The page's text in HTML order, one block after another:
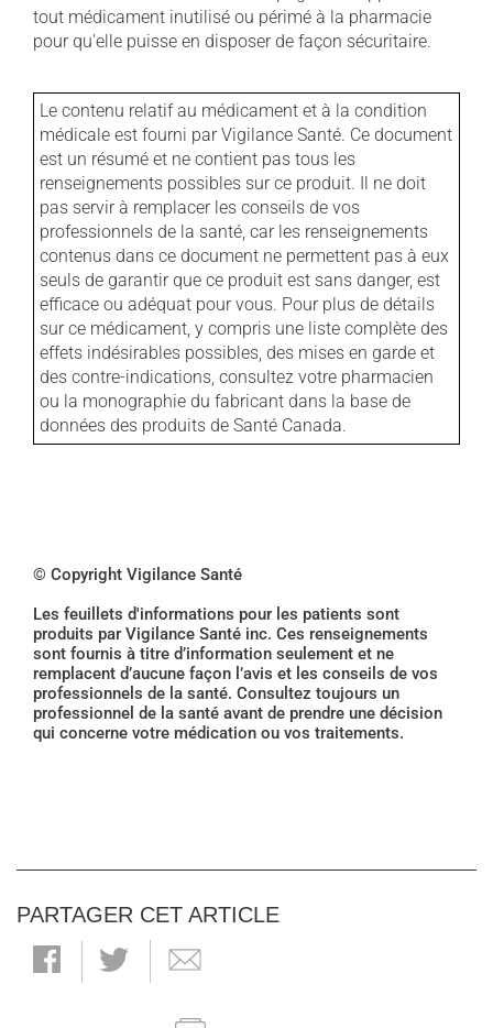
tout médicament inutilisé ou périmé à la pharmacie
pour qu'elle puisse en disposer de façon sécuritaire.
Le contenu relatif au médicament et à la condition
médicale est fourni par Vigilance Santé. Ce document
est un résumé et ne contient pas tous les
renseignements possibles sur ce produit. Il ne doit
pas servir à remplacer les conseils de vos
professionnels de la santé, car les renseignements
contenus dans ce document ne permettent pas à eux
seuls de garantir que ce produit est sans danger, est
efficace ou adéquat pour vous. Pour plus de détails
sur ce médicament, y compris une liste complète des
effets indésirables possibles, des mises en garde et
des contre-indications, consultez votre pharmacien
ou la monographie du fabricant dans la base de
données des produits de Santé Canada.
© Copyright Vigilance Santé
Les feuillets d'informations pour les patients sont
produits par Vigilance Santé inc. Ces renseignements
sont fournis à titre d’information seulement et ne
remplacent d’aucune façon l’avis et les conseils de vos
professionnels de la santé. Consultez toujours un
professionnel de la santé avant de prendre une décision
qui concerne votre médication ou vos traitements.
PARTAGER CET ARTICLE